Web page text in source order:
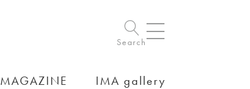
Search
MAGAZINE IMA gallery